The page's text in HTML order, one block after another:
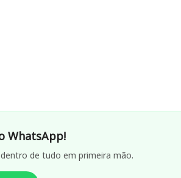
WhatsApp!
de tudo em primeira mão.